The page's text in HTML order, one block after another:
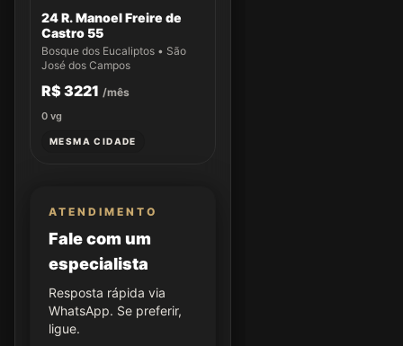
24 R. Manoel Freire de
Castro 55
Bosque dos Eucaliptos • São
José dos Campos
R$ 3221 /mês
0 vg
MESMA CIDADE
ATENDIMENTO
Fale com um
especialista
Resposta rápida via
WhatsApp. Se preferir,
ligue.